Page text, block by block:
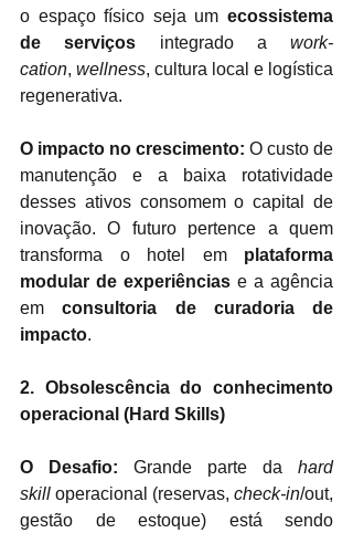
o espaço físico seja um ecossistema
de serviços integrado a work-
cation, wellness, cultura local e logística
regenerativa.
O impacto no crescimento: O custo de
manutenção e a baixa rotatividade
desses ativos consomem o capital de
inovação. O futuro pertence a quem
transforma o hotel em plataforma
modular de experiências e a agência
em consultoria de curadoria de
impacto.
2. Obsolescência do conhecimento
operacional (Hard Skills)
O Desafio: Grande parte da hard
skill operacional (reservas, check-in/out,
gestão de estoque) está sendo